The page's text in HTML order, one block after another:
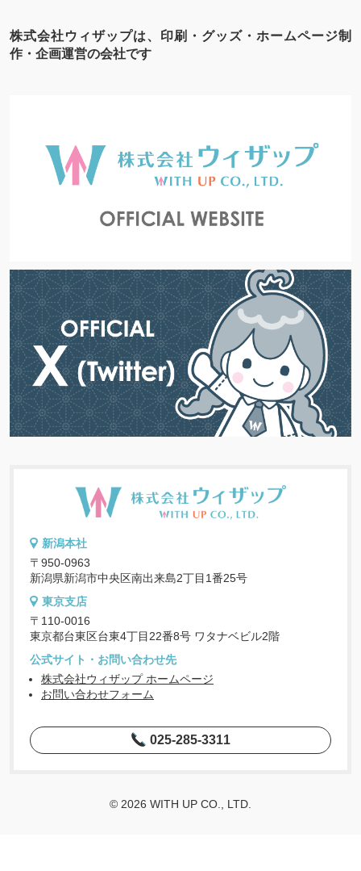
株式会社ウィザップは、印刷・グッズ・ホームページ制
作・企画運営の会社です
新潟本社
〒950-0963
新潟県新潟市中央区南出来島2丁目1番25号
東京支店
〒110-0016
東京都台東区台東4丁目22番8号 ワタナベビル2階
公式サイト・お問い合わせ先
株式会社ウィザップ ホームページ
お問い合わせフォーム
025-285-3311
© 2026 WITH UP CO., LTD.